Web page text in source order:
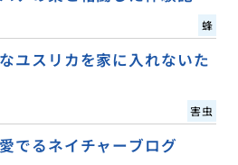
蜂
ユスリカを家に入れないた
害虫
でるネイチャーブログ